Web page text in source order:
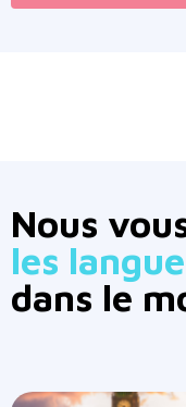
Nous
les
dans le